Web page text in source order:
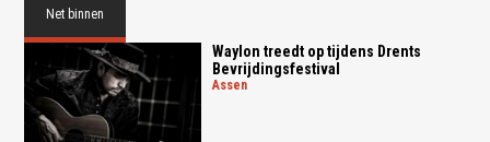
Net binnen
Waylon treedt op tijdens Drents
Bevrijdingsfestival
assen